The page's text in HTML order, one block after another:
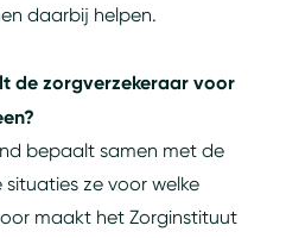
daarbij helpen.
de zorgverzekeraar voor
bepaalt samen met de
situaties ze voor welke
maakt het Zorginstituut